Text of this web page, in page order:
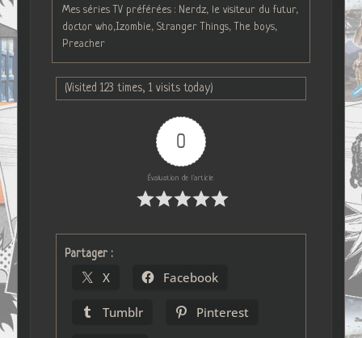
Mes séries TV préférées : Nerdz, le visiteur du futur,
doctor who,Izombie, Stranger Things, The boys,
Preacher
(Visited 123 times, 1 visits today)
0
Évaluation de l'article
Partager :
X Facebook
Tumblr Pinterest